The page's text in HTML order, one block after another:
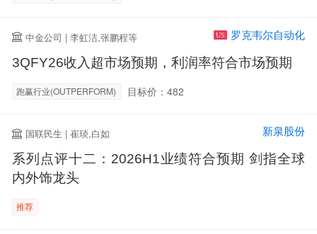
中金公司 | 李虹洁,张鹏程等 US 罗克韦尔自动化
3QFY26收入超市场预期，利润率符合市场预期
跑赢行业(OUTPERFORM) 目标价：482
国联民生 | 崔琰,白如 新泉股份
系列点评十二：2026H1业绩符合预期 剑指全球
内外饰龙头
推荐